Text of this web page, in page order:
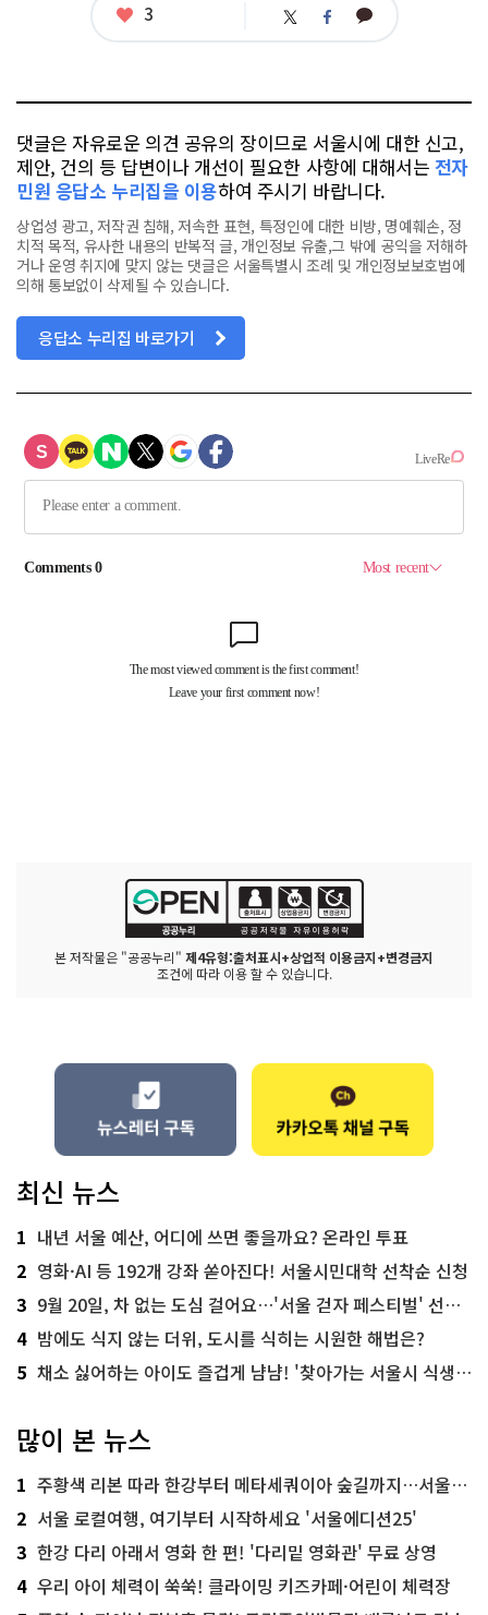
좋
3 트 페 카
댓글은 자유로운 의견 공유의 장이므로 서울시에 대한 신고,
제안, 건의 등 답변이나 개선이 필요한 사항에 대해서는 전자
민원 응답소 누리집을 이용하여 주시기 바랍니다.
상업성 광고, 저작권 침해, 저속한 표현, 특정인에 대한 비방, 명예훼손, 정
치적 목적, 유사한 내용의 반복적 글, 개인정보 유출,그 밖에 공익을 저해하
거나 운영 취지에 맞지 않는 댓글은 서울특별시 조례 및 개인정보보호법에
의해 통보없이 삭제될 수 있습니다.
응답소 누리집 바로가기
본 저작물은 "공공누리" 제4유형:출처표시+상업적 이용금지+변경금지
조건에 따라 이용 할 수 있습니다.
최신 뉴스
1 내년 서울 예산, 어디에 쓰면 좋을까요? 온라인 투표
2 영화·AI 등 192개 강좌 쏟아진다! 서울시민대학 선착순 신청
3 9월 20일, 차 없는 도심 걸어요…'서울 걷자 페스티벌' 선착순 5천명
4 밤에도 식지 않는 더위, 도시를 식히는 시원한 해법은?
5 채소 싫어하는 아이도 즐겁게 냠냠! '찾아가는 서울시 식생활 교육' 현장
많이 본 뉴스
1 주황색 리본 따라 한강부터 메타세쿼이아 숲길까지…서울둘레길 15코스
2 서울 로컬여행, 여기부터 시작하세요 '서울에디션25'
3 한강 다리 아래서 영화 한 편! '다리밑 영화관' 무료 상영
4 우리 아이 체력이 쑥쑥! 클라이밍 키즈카페·어린이 체력장